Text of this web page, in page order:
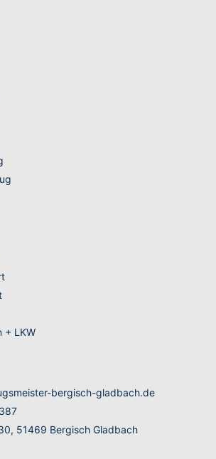
+ LKW
bergisch-gladbach.de
51469 Bergisch Gladbach